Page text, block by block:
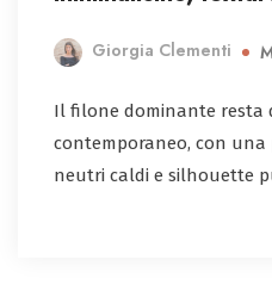
Giorgia Clementi
Il filone dominante resta
contemporaneo, con
neutri caldi e silhouette